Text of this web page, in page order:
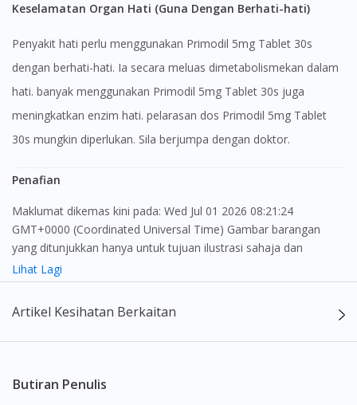
Keselamatan Organ Hati (Guna Dengan Berhati-hati)
Penyakit hati perlu menggunakan Primodil 5mg Tablet 30s
dengan berhati-hati. Ia secara meluas dimetabolismekan dalam
hati. banyak menggunakan Primodil 5mg Tablet 30s juga
meningkatkan enzim hati. pelarasan dos Primodil 5mg Tablet
30s mungkin diperlukan. Sila berjumpa dengan doktor.
Penafian
Maklumat dikemas kini pada: Wed Jul 01 2026 08:21:24
GMT+0000 (Coordinated Universal Time) Gambar barangan
yang ditunjukkan hanya untuk tujuan ilustrasi sahaja dan
mungkin tidak seperti produk yang sebenar
maklumat sahaja, bagi kegunaan para pengamal perubatan dan
bukan bertujuan sebagai rujukan kepada pengguna untuk
sampingan ubat-ubatan mungkin berbeza dari seorang
Lihat Lagi
Artikel Kesihatan Berkaitan
Butiran Penulis